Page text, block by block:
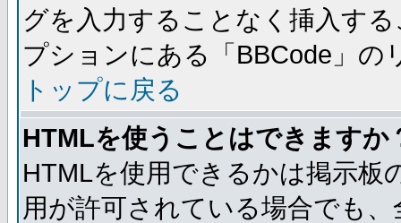
グを入力することなく挿入す
プションにある「BBCode」
トップに戻る
HTMLを使うことはできますか
HTMLを使用できるかは掲示板
用が許可されている場合でも